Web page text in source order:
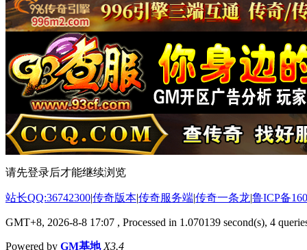
请先登录后才能继续浏览
站长QQ:36742300|传奇版本|传奇服务端|传奇一条龙|鲁ICP备
GMT+8, 2026-8-8 17:07 , Processed in 1.070139 second(s), 4
Powered by GM基地 X3.4